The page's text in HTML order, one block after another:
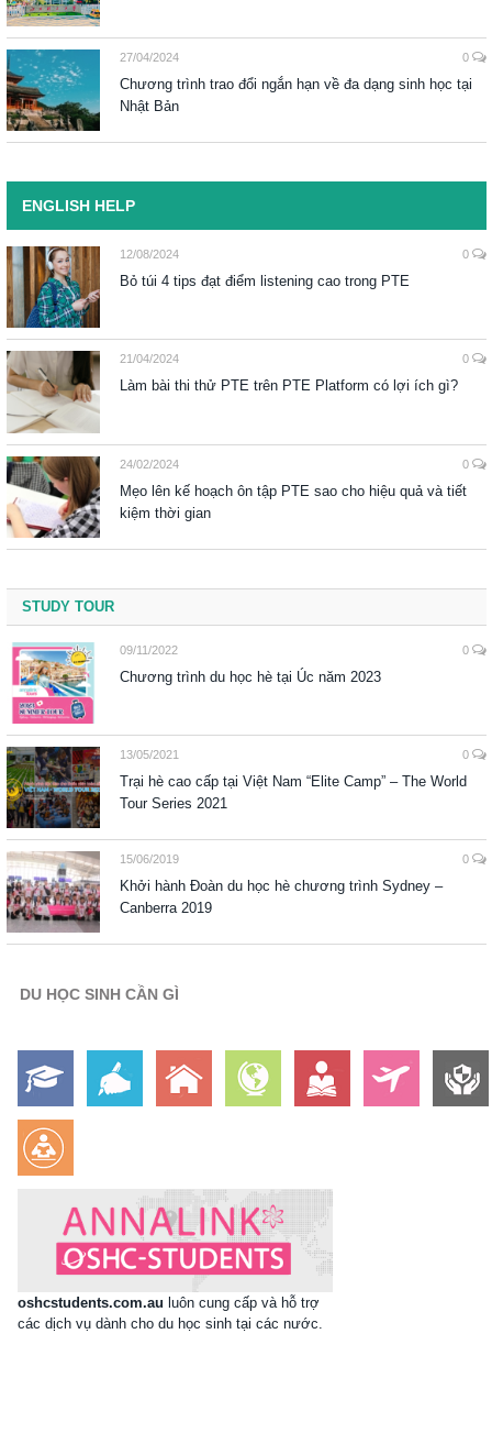
27/04/2024 0
Chương trình trao đổi ngắn hạn về đa dạng sinh học tại
Nhật Bản
ENGLISH HELP
12/08/2024 0
Bỏ túi 4 tips đạt điểm listening cao trong PTE
21/04/2024 0
Làm bài thi thử PTE trên PTE Platform có lợi ích gì?
24/02/2024 0
Mẹo lên kế hoạch ôn tập PTE sao cho hiệu quả và tiết
kiệm thời gian
STUDY TOUR
09/11/2022 0
Chương trình du học hè tại Úc năm 2023
13/05/2021 0
Trại hè cao cấp tại Việt Nam “Elite Camp” – The World
Tour Series 2021
15/06/2019 0
Khởi hành Đoàn du học hè chương trình Sydney –
Canberra 2019
DU HỌC SINH CẦN GÌ
oshcstudents.com.au luôn cung cấp và hỗ trợ
các dịch vụ dành cho du học sinh tại các nước.